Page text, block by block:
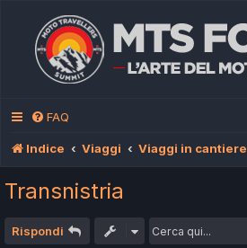
FAQ
Indice Viaggi Viaggi in cantiere
Transnistria
Rispondi